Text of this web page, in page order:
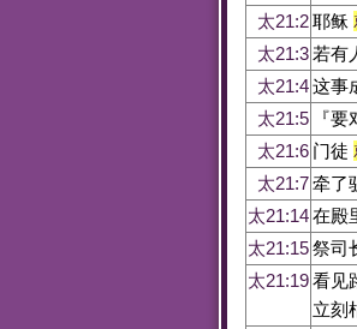
太21:2耶稣
太21:3 若有
太21:4这事
太21:5
『
太21:6 门徒
太21:7牵了
太21:14在殿
太21:15祭司
太21:19看见
立刻